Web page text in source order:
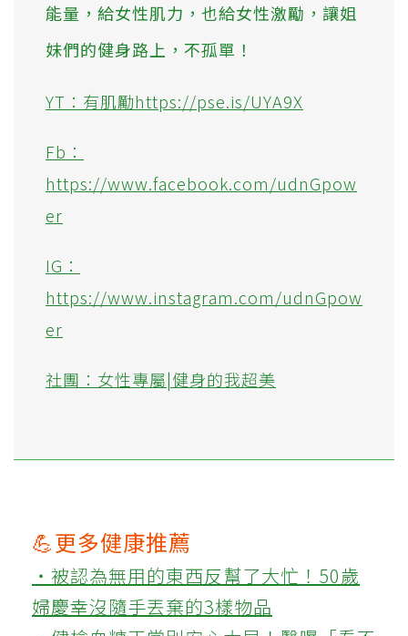
能量，給女性肌力，也給女性激勵，讓姐
妹們的健身路上，不孤單！
YT：有肌勵https://pse.is/UYA9X
Fb：
https://www.facebook.com/udnGpow
er
IG：
https://www.instagram.com/udnGpow
er
社團：女性專屬|健身的我超美
💪更多健康推薦
‧被認為無用的東西反幫了大忙！50歲
婦慶幸沒隨手丟棄的3樣物品